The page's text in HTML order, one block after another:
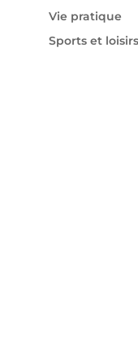
Vie pratique
Sports et loisirs